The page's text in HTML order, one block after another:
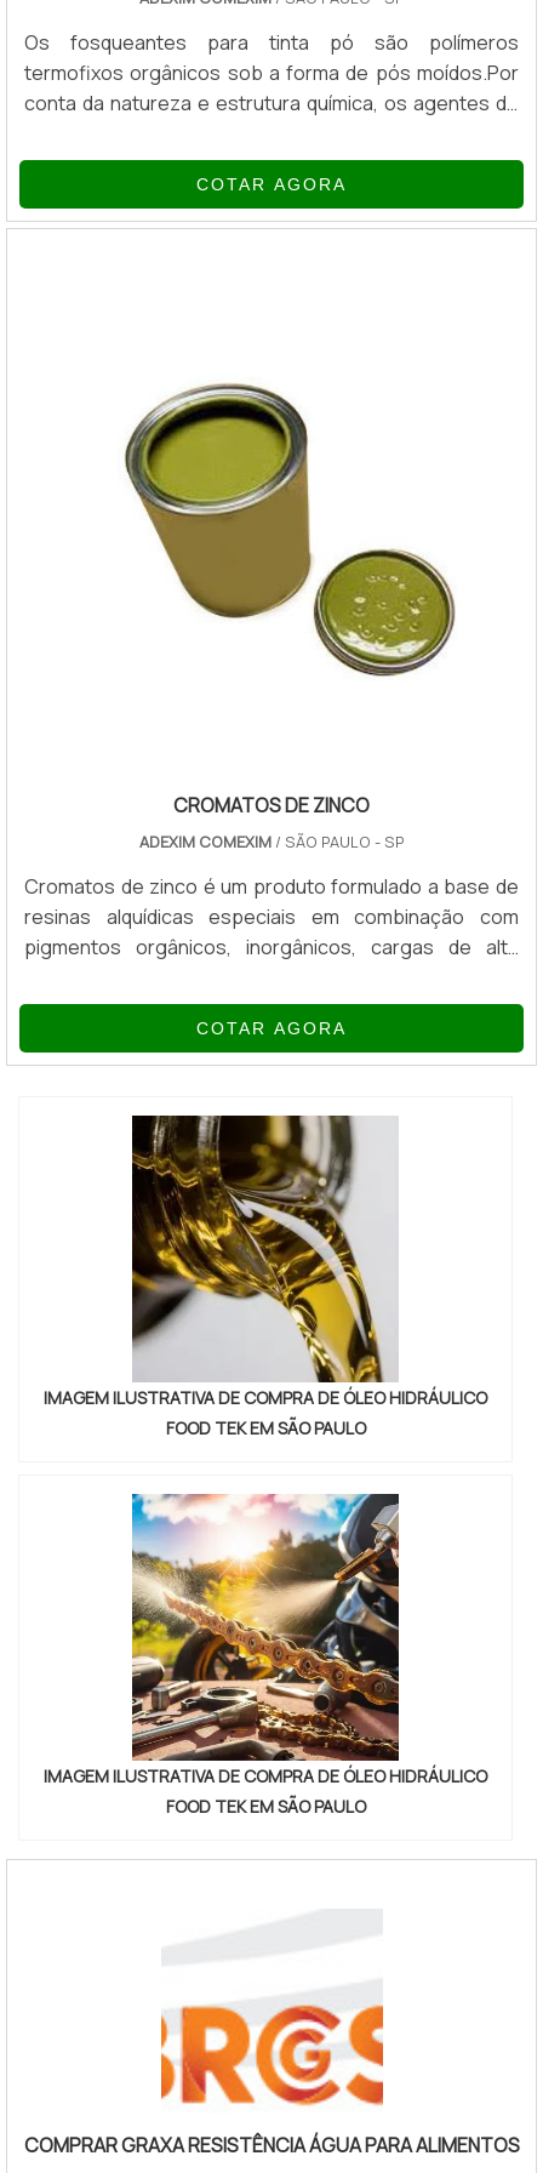
Os fosqueantes para tinta pó são polímeros
termofixos orgânicos sob a forma de pós moídos.Por
conta da natureza e estrutura química, os agentes de
aditivo único ou como um agente “mateante”
suplementar numa variedade de materiais de
revestimento.VANTAGENS DO PRODUTODado o
COTAR AGORA
CROMATOS DE ZINCO
ADEXIM COMEXIM / SÃO PAULO - SP
Cromatos de zinco é um produto formulado a base de
resinas alquídicas especiais em combinação com
pigmentos orgânicos, inorgânicos, cargas de alta
benzeno, com alto teor de cromato, proporcionando
ótima aderência às superfícies, rápida secagem, fácil
aplicação, ótima flexibilidade e resistências as
é indicado para aplicações de fins an...
COTAR AGORA
IMAGEM ILUSTRATIVA DE COMPRA DE ÓLEO HIDRÁULICO
FOOD TEK EM SÃO PAULO
IMAGEM ILUSTRATIVA DE COMPRA DE ÓLEO HIDRÁULICO
FOOD TEK EM SÃO PAULO
COMPRAR GRAXA RESISTÊNCIA ÁGUA PARA ALIMENTOS